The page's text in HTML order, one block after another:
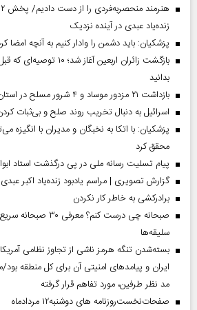
زنده‌یاد عبدی در آینده نزدیک
پزشکیان: باید دشمن را وادار کنیم به آنچه امضا
بازگشت زائران اربعین آغاز
بدانید
بازداشت ۲۱ مزدور موساد و ۴ شرور مسلح در استان کرمان
اسرائیل به دنبال تخریب روند صلح و بی‌ثبات
پزشکیان: با اتکا به نخبگان و مدیران با انگیزه
محقق کرد
پیام تسلیت رسانه ملی در پی درگذشت استاد
گزارش تصویری | مراسم یادبود زنده‌یاد اکبر عبدی
برادرکشی به خاطر کار نکردن
صبحانه چی درست کنم؟
سلیقه‌ها
بسته‌شدن تنگه هرمز ناشی از تجاوز نظامی
ایران و پیامد‌های امنیتی آن برای کل منطقه
مد نظر طرفین، مورد تفاهم قرار گرفته
صفحات‌نخست‌روزنامه ها‌ی دوشنبه‌۱۲ مردادماه